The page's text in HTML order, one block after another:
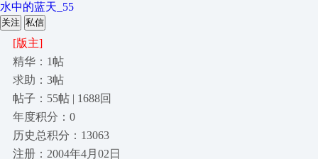
水中的蓝天_55
关注 私信
[版主]
精华：1帖
求助：3帖
帖子：55帖 | 1688回
年度积分：0
历史总积分：13063
注册：2004年4月02日